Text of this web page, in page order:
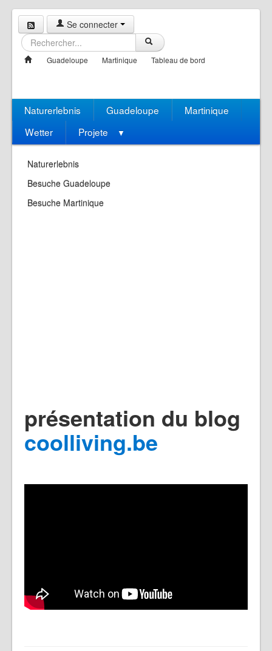
Se connecter
Guadeloupe Martinique Tableau de bord
Naturerlebnis Guadeloupe
Martinique
Wetter
Projete ▼
Naturerlebnis
Besuche Guadeloupe
Besuche Martinique
présentation du blog
coolliving.be